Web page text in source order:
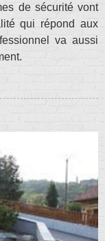
de sécurité vont
qui répond aux
va aussi